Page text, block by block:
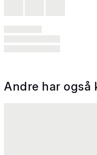
Andre har også